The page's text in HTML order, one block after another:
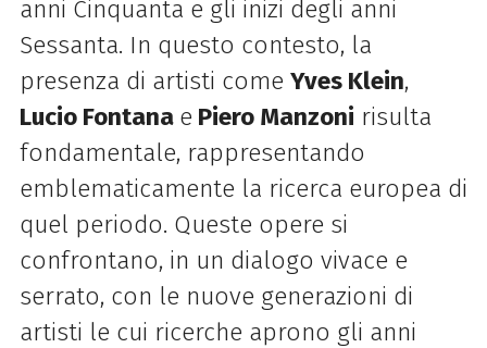
anni Cinquanta e gli inizi degli anni
Sessanta. In questo contesto, la
presenza di artisti come Yves Klein,
Lucio Fontana e Piero Manzoni risulta
fondamentale, rappresentando
emblematicamente la ricerca europea di
quel periodo. Queste opere si
confrontano, in un dialogo vivace e
serrato, con le nuove generazioni di
artisti le cui ricerche aprono gli anni